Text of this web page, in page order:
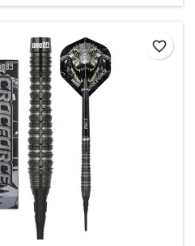
favorite_border